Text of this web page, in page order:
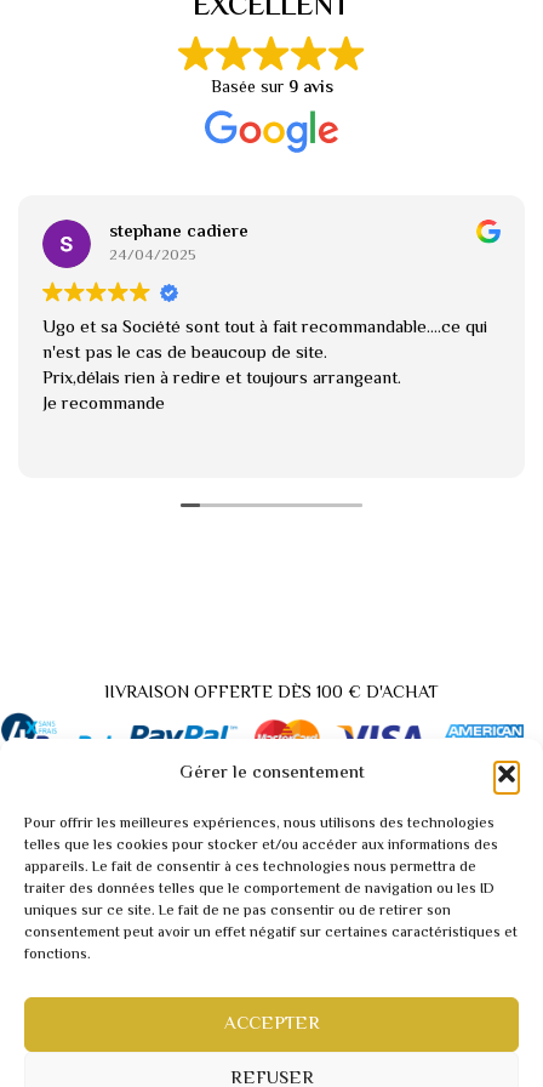
Gérer le consentement
Pour offrir les meilleures expériences, nous utilisons des technologies
telles que les cookies pour stocker et/ou accéder aux informations des
appareils. Le fait de consentir à ces technologies nous permettra de
traiter des données telles que le comportement de navigation ou les ID
uniques sur ce site. Le fait de ne pas consentir ou de retirer son
consentement peut avoir un effet négatif sur certaines caractéristiques et
fonctions.
ACCEPTER
REFUSER
Basée sur 9 avis
stephane cadiere
24/04/2025
Ugo et sa Société sont tout à fait recommandable....ce qui
n'est pas le cas de beaucoup de site.
Prix,délais rien à redire et toujours arrangeant.
Je recommande
lIVRAISON OFFERTE DÈS 100 € D'ACHAT
A propos / Contact
Demande tarif pro / vidéo
Politique de confidentialité
©2022 RARITY
Back
to
Top